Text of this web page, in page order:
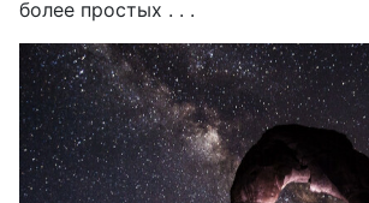
более простых . . .